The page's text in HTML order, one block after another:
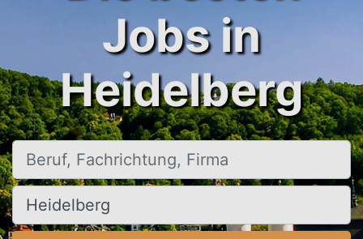
Jobs in
Heidelberg
Beruf, Fachrichtung, Firma
Ort, Stadt